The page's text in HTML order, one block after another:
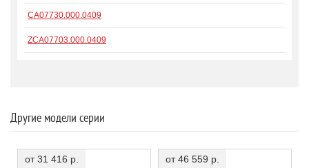
CA07730.000.0409
ZCA07703.000.0409
Другие модели серии
от 31 416 р. от 46 559 р.